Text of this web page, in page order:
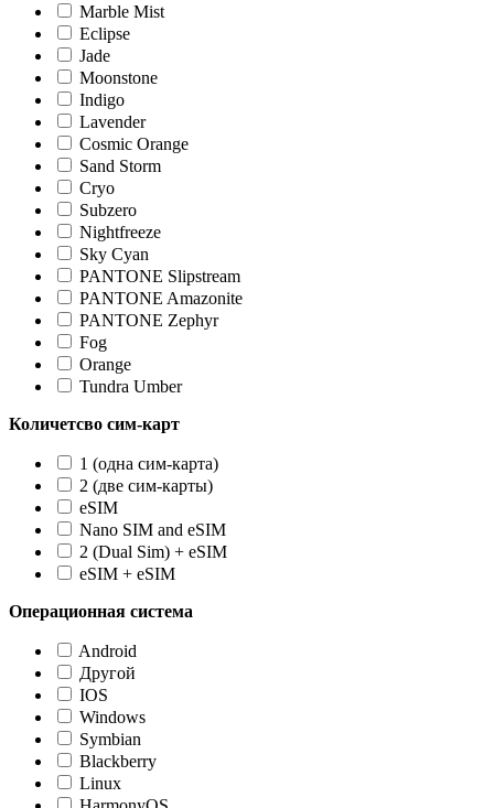
Marble Mist
Eclipse
Jade
Moonstone
Indigo
Lavender
Cosmic Orange
Sand Storm
Cryo
Subzero
Nightfreeze
Sky Cyan
PANTONE Slipstream
PANTONE Amazonite
PANTONE Zephyr
Fog
Orange
Tundra Umber
Количетсво сим-карт
1 (одна сим-карта)
2 (две сим-карты)
eSIM
Nano SIM and eSIM
2 (Dual Sim) + eSIM
eSIM + eSIM
Операционная система
Android
Другой
IOS
Windows
Symbian
Blackberry
Linux